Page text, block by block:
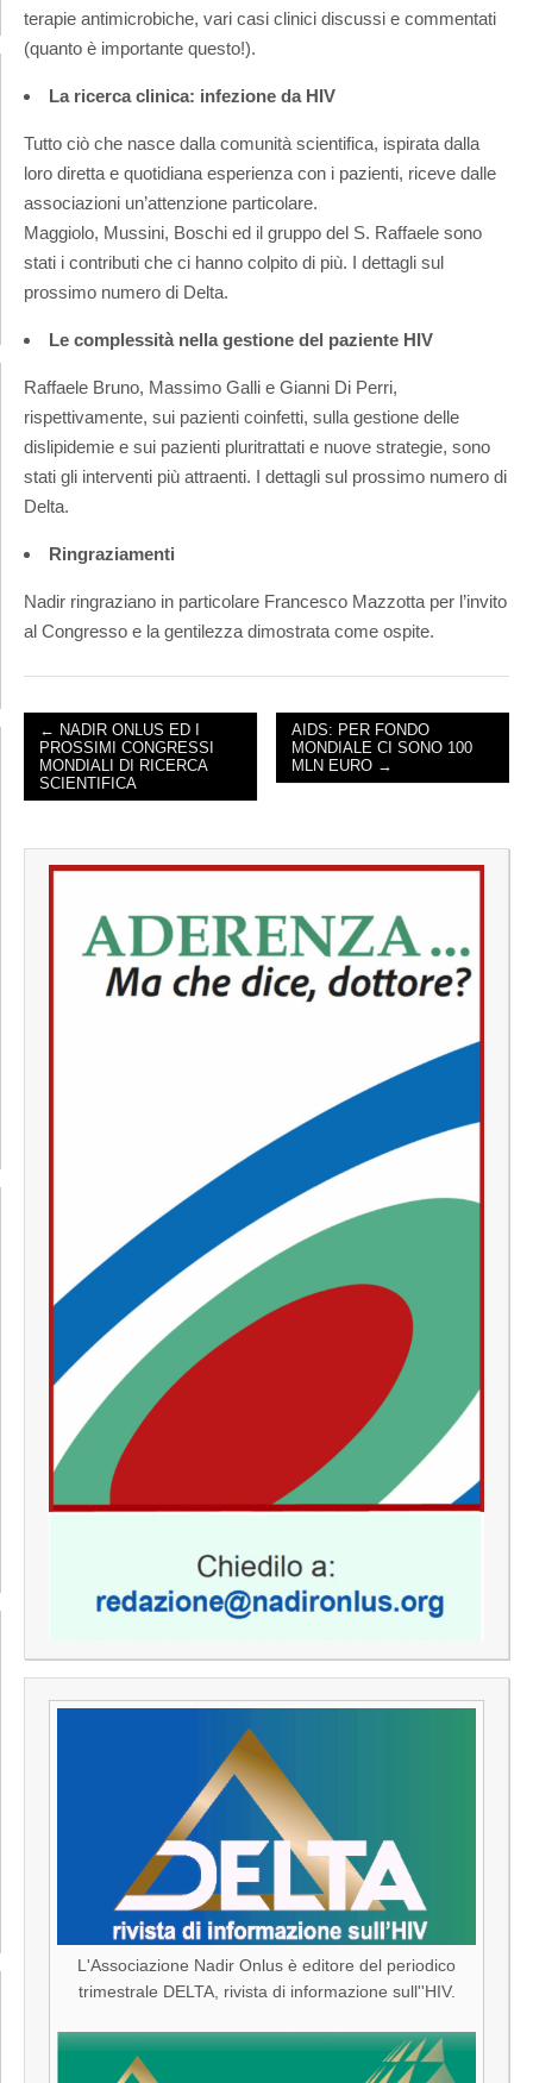
terapie antimicrobiche, vari casi clinici discussi e commentati
(quanto è importante questo!).
La ricerca clinica: infezione da HIV
Tutto ciò che nasce dalla comunità scientifica, ispirata dalla
loro diretta e quotidiana esperienza con i pazienti, riceve dalle
associazioni un’attenzione particolare.
Maggiolo, Mussini, Boschi ed il gruppo del S. Raffaele sono
stati i contributi che ci hanno colpito di più. I dettagli sul
prossimo numero di Delta.
Le complessità nella gestione del paziente HIV
Raffaele Bruno, Massimo Galli e Gianni Di Perri,
rispettivamente, sui pazienti coinfetti, sulla gestione delle
dislipidemie e sui pazienti pluritrattati e nuove strategie, sono
stati gli interventi più attraenti. I dettagli sul prossimo numero di
Delta.
Ringraziamenti
Nadir ringraziano in particolare Francesco Mazzotta per l’invito
al Congresso e la gentilezza dimostrata come ospite.
POST NAVIGATION
← NADIR ONLUS ED I
PROSSIMI CONGRESSI
MONDIALI DI RICERCA
SCIENTIFICA
AIDS: PER FONDO
MONDIALE CI SONO 100
MLN EURO →
L'Associazione Nadir Onlus è editore del periodico
trimestrale DELTA, rivista di informazione sull''HIV.